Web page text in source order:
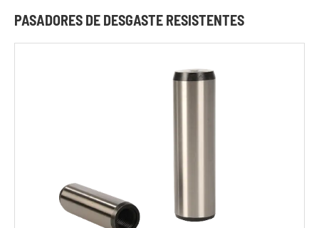
Tappets
PASADORES DE DESGASTE RESISTENTES